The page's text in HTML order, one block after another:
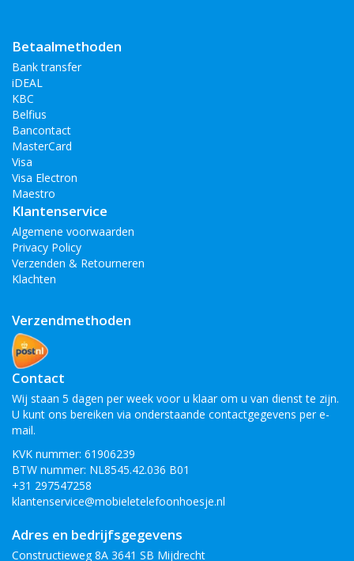
Betaalmethoden
Bank transfer
iDEAL
KBC
Belfius
Bancontact
MasterCard
Visa
Visa Electron
Maestro
Klantenservice
Algemene voorwaarden
Privacy Policy
Verzenden & Retourneren
Klachten
Verzendmethoden
Contact
Wij staan 5 dagen per week voor u klaar om u van dienst te zijn.
U kunt ons bereiken via onderstaande contactgegevens per e-
mail.
KVK nummer: 61906239
BTW nummer: NL8545.42.036 B01
+31 297547258
klantenservice@mobieletelefoonhoesje.nl
Adres en bedrijfsgegevens
Constructieweg 8A 3641 SB Mijdrecht